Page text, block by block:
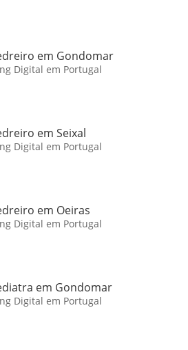
em Gondomar
Digital em Portugal
em Seixal
Digital em Portugal
em Oeiras
Digital em Portugal
em Gondomar
Digital em Portugal